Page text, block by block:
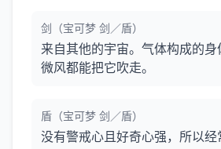
剑（宝可梦 剑／盾）
来自其他的宇宙。气体构成的
微风都能把它吹走。
盾（宝可梦 剑／盾）
没有警戒心且好奇心强，所以经